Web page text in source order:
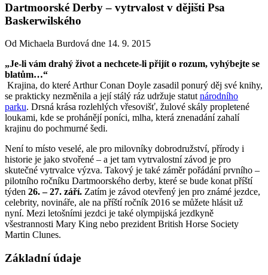
Dartmoorské Derby – vytrvalost v dějišti Psa
Baskerwilského
Od Michaela Burdová dne 14. 9. 2015
„Je-li vám drahý život a nechcete-li přijít o rozum, vyhýbejte se
blatům…“
Krajina, do které Arthur Conan Doyle zasadil ponurý děj své knihy,
se prakticky nezměnila a její stálý ráz udržuje statut národního
parku. Drsná krása rozlehlých vřesovišť, žulové skály propletené
loukami, kde se prohánějí poníci, mlha, která znenadání zahalí
krajinu do pochmurné šedi.
Není to místo veselé, ale pro milovníky dobrodružství, přírody i
historie je jako stvořené – a jet tam vytrvalostní závod je pro
skutečné vytrvalce výzva. Takový je také záměr pořádání prvního –
pilotního ročníku Dartmoorského derby, které se bude konat příští
týden 26. – 27. září. Zatím je závod otevřený jen pro známé jezdce,
celebrity, novináře, ale na příští ročník 2016 se můžete hlásit už
nyní. Mezi letošními jezdci je také olympijská jezdkyně
všestrannosti Mary King nebo prezident British Horse Society
Martin Clunes.
Základní údaje